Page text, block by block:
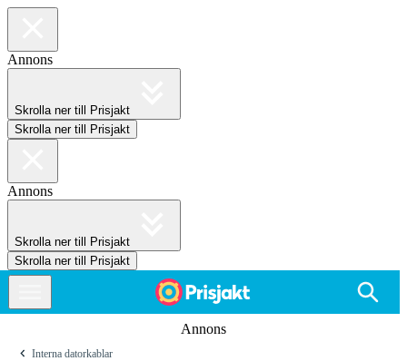
Annons
Skrolla ner till Prisjakt
Skrolla ner till Prisjakt
Annons
Skrolla ner till Prisjakt
Skrolla ner till Prisjakt
Annons
Interna datorkablar